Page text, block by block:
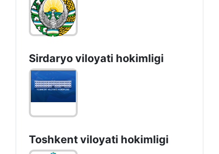
Sirdaryo vilоyati hоkimligi
Toshkent vilоyati hоkimligi